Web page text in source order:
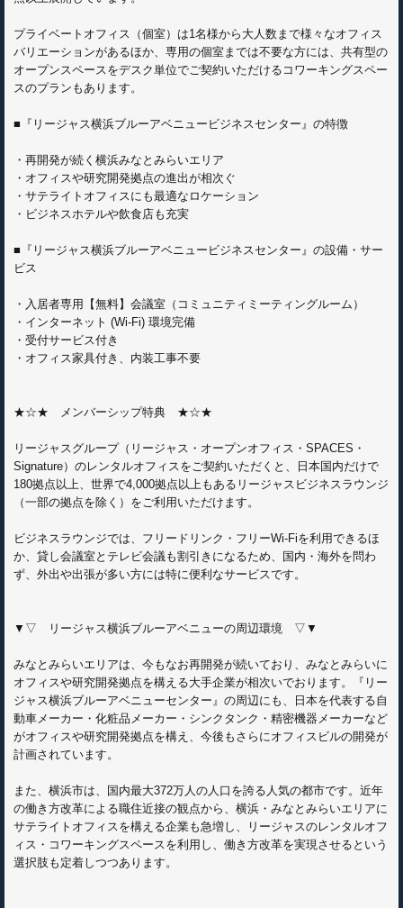
プライベートオフィス（個室）は1名様から大人数まで様々なオフィス
バリエーションがあるほか、専用の個室までは不要な方には、共有型の
オープンスペースをデスク単位でご契約いただけるコワーキングスペー
スのプランもあります。
■『リージャス横浜ブルーアベニュービジネスセンター』の特徴
・再開発が続く横浜みなとみらいエリア
・オフィスや研究開発拠点の進出が相次ぐ
・サテライトオフィスにも最適なロケーション
・ビジネスホテルや飲食店も充実
■『リージャス横浜ブルーアベニュービジネスセンター』の設備・サー
ビス
・入居者専用【無料】会議室（コミュニティミーティングルーム）
・インターネット (Wi-Fi) 環境完備
・受付サービス付き
・オフィス家具付き、内装工事不要
★☆★ メンバーシップ特典 ★☆★
リージャスグループ（リージャス・オープンオフィス・SPACES・
Signature）のレンタルオフィスをご契約いただくと、日本国内だけで
180拠点以上、世界で4,000拠点以上もあるリージャスビジネスラウンジ
（一部の拠点を除く）をご利用いただけます。
ビジネスラウンジでは、フリードリンク・フリーWi-Fiを利用できるほ
か、貸し会議室とテレビ会議も割引きになるため、国内・海外を問わ
ず、外出や出張が多い方には特に便利なサービスです。
▼▽ リージャス横浜ブルーアベニューの周辺環境 ▽▼
みなとみらいエリアは、今もなお再開発が続いており、みなとみらいに
オフィスや研究開発拠点を構える大手企業が相次いでおります。『リー
ジャス横浜ブルーアベニューセンター』の周辺にも、日本を代表する自
動車メーカー・化粧品メーカー・シンクタンク・精密機器メーカーなど
がオフィスや研究開発拠点を構え、今後もさらにオフィスビルの開発が
計画されています。
また、横浜市は、国内最大372万人の人口を誇る人気の都市です。近年
の働き方改革による職住近接の観点から、横浜・みなとみらいエリアに
サテライトオフィスを構える企業も急増し、リージャスのレンタルオフ
ィス・コワーキングスペースを利用し、働き方改革を実現させるという
選択肢も定着しつつあります。